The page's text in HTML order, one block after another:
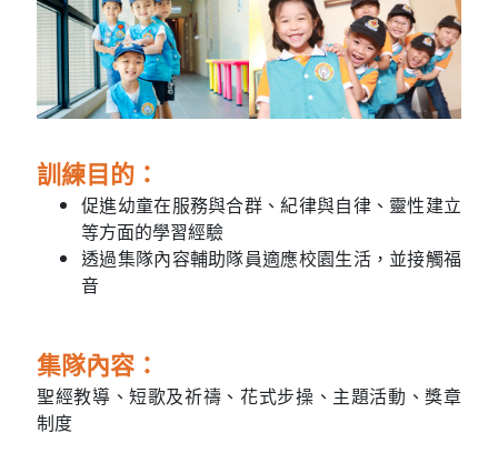
訓練目的：
促進幼童在服務與合群、紀律與自律、靈性建立
等方面的學習經驗
透過集隊內容輔助隊員適應校園生活，並接觸福
音
集隊內容：
聖經教導、短歌及祈禱、花式步操、主題活動、獎章
制度